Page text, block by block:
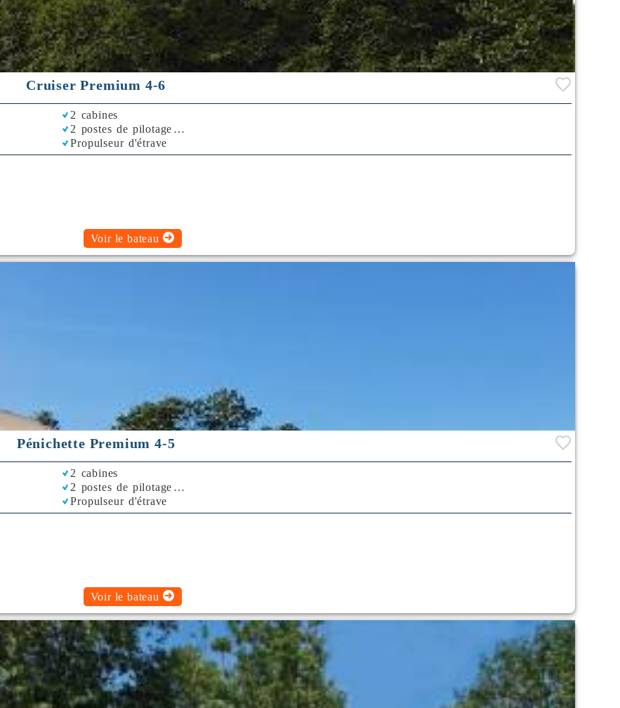
Cruiser Premium 4-6
2 cabines
2 postes de pilotage
Propulseur d'étrave
Bimini
Voir le bateau
Pénichette Premium 4-5
2 cabines
2 postes de pilotage
Propulseur d'étrave
Voir le bateau